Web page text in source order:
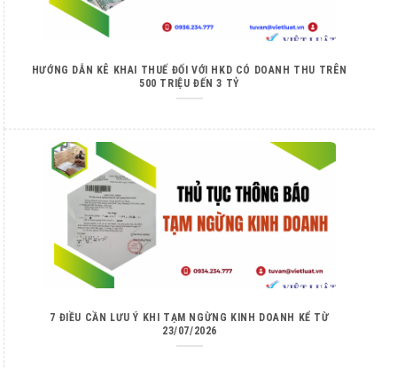
HƯỚNG DẪN KÊ KHAI THUẾ ĐỐI VỚI HKD CÓ DOANH THU TRÊN
500 TRIỆU ĐẾN 3 TỶ
7 ĐIỀU CẦN LƯU Ý KHI TẠM NGỪNG KINH DOANH KỂ TỪ
23/07/2026